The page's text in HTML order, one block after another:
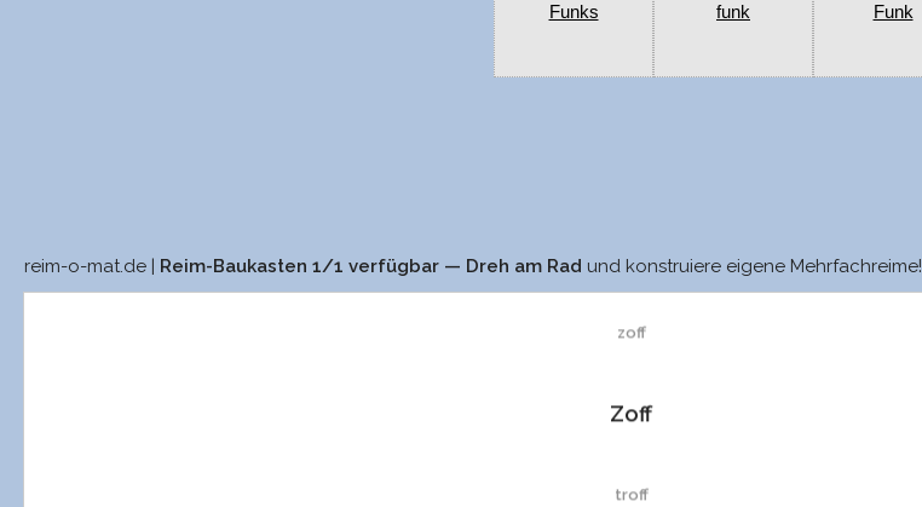
Funks funk Funk
reim-o-mat.de | Reim-Baukasten 1/1 verfügbar — Dreh am Rad und konstruiere eigene Mehrfachreime!
zoff
Zoff
troff